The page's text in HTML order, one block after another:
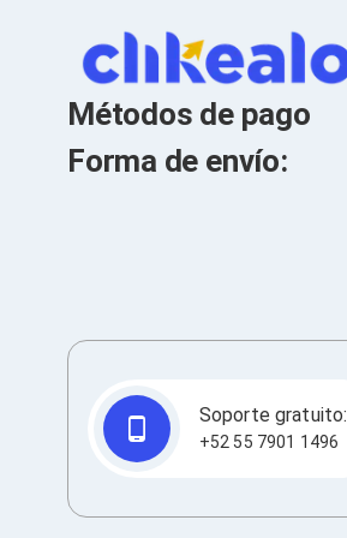
Cables Coaxiales
Accesorios para Cables
Jacks de Red
Conectores
Tapas y Cajas
Herramientas para Cables
Pinzas Ponchadoras
Sujetadores de Cables
Cinchos
Adaptadores PC
Adaptadores PC USB
Adaptadores PC Serial
Adaptadores PC IDE
Métodos de pago
Forma de envío:
Soporte gratuito:
+52 55 7901 1496